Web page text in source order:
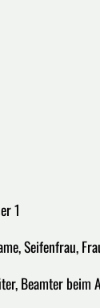
1
Seifenfrau,
Beamter